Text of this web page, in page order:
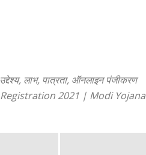
लाभ, पात्रता, ऑनलाइन पंजीकरण
Registration 2021 | Modi Yojana